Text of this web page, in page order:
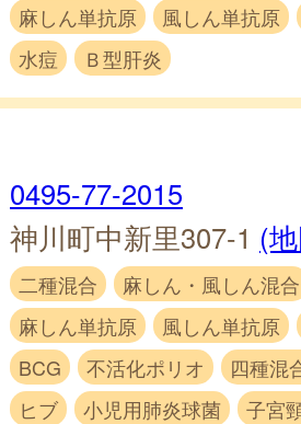
麻しん単抗原
風しん単抗原
水痘
Ｂ型肝炎
0495-77-2015
神川町中新里307-1 (
二種混合
麻しん・風しん混合
麻しん単抗原
風しん単抗原
BCG
不活化ポリオ
四種混
ヒブ
小児用肺炎球菌
子宮